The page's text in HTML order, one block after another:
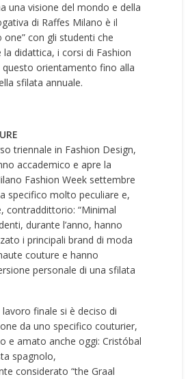
una visione del mondo e della
di Raffes Milano è il
con gli studenti che
didattica, i corsi di Fashion
questo orientamento fino alla
sfilata annuale.
triennale in Fashion Design,
accademico e apre la
Fashion Week settembre
specifico molto peculiare e,
contraddittorio: “Minimal
durante l’anno, hanno
i principali brand di moda
couture e hanno
personale di una sfilata
finale si è deciso di
da uno specifico couturier,
e amato anche oggi: Cristóbal
spagnolo,
considerato “the Graal